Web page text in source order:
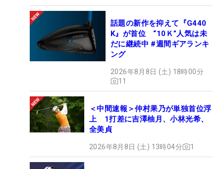
話題の新作を抑えて『G440
K』が首位 “10Ｋ”人気は未
だに継続中 #週間ギアランキ
ング
2026年8月8日 (土) 18時00分
11
＜中間速報＞仲村果乃が単独首位浮
上 1打差に吉澤柚月、小林光希、
全美貞
2026年8月8日 (土) 13時04分 1